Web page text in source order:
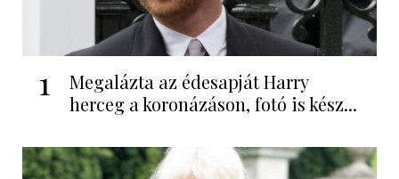
1
Megalázta az édesapját Harry
herceg a koronázáson, fotó is kész...